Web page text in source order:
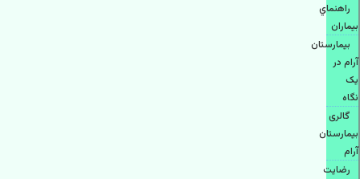
راهنماي
بیماران
بیمارستان
آرام در
یک
نگاه
گالری
بیمارستان
آرام
رضایت